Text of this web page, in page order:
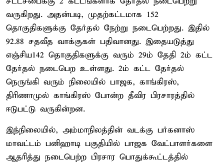
வருகிறது. அதன்படி, முதற்கட்டமாக 152
தொகுதிகளுக்கு தேர்தல் நேற்று நடைபெற்றது. இதில்
92.88 சதவீத வாக்குகள் பதிவானது. இதையடுத்து
எஞ்சிய142 தொகுதிகளுக்கு வரும் 29ம் தேதி 2ம் கட்ட
தேர்தல் நடைபெற உள்ளது. 2ம் கட்ட தேர்தல்
நெருங்கி வரும் நிலையில் பாஜக, காங்கிரஸ்,
திரிணாமுல் காங்கிரஸ் போன்ற தீவிர பிரசாரத்தில்
ஈடுபட்டு வருகின்றன.
இந்நிலையில், அம்மாநிலத்தின் வடக்கு பர்கனாஸ்
மாவட்டம் பனிஹாடி பகுதியில் பாஜக வேட்பாளர்களை
ஆதரித்து நடைபெற்ற பிரசார பொதுக்கூட்டத்தில்